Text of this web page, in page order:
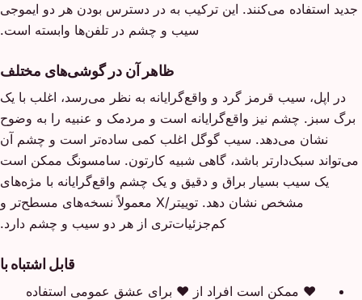
جدید استفاده می‌کنند. این ترکیب به در دسترس بودن هر دو ایموجی
سیب و چشم در تلفن‌ها وابسته است.
ظاهر آن در گوشی‌های مختلف
در اپل، سیب قرمز گرد و واقع‌گرایانه به نظر می‌رسد، اغلب با یک
برگ سبز. چشم نیز واقع‌گرایانه است و مردمک و عنبیه را به وضوح
نشان می‌دهد. سیب گوگل اغلب کمی ساده‌تر است و چشم آن
می‌تواند سبک‌دارتر باشد، گاهی شبیه کارتون. سامسونگ ممکن است
یک سیب بسیار براق و دقیق و یک چشم واقع‌گرایانه با مژه‌های
مشخص نشان دهد. توییتر/X معمولاً نسخه‌های مسطح‌تر و
کم‌جزئیات‌تری از هر دو سیب و چشم دارد.
قابل اشتباه با
❤️ ممکن است افراد از ❤️ برای عشق عمومی استفاده